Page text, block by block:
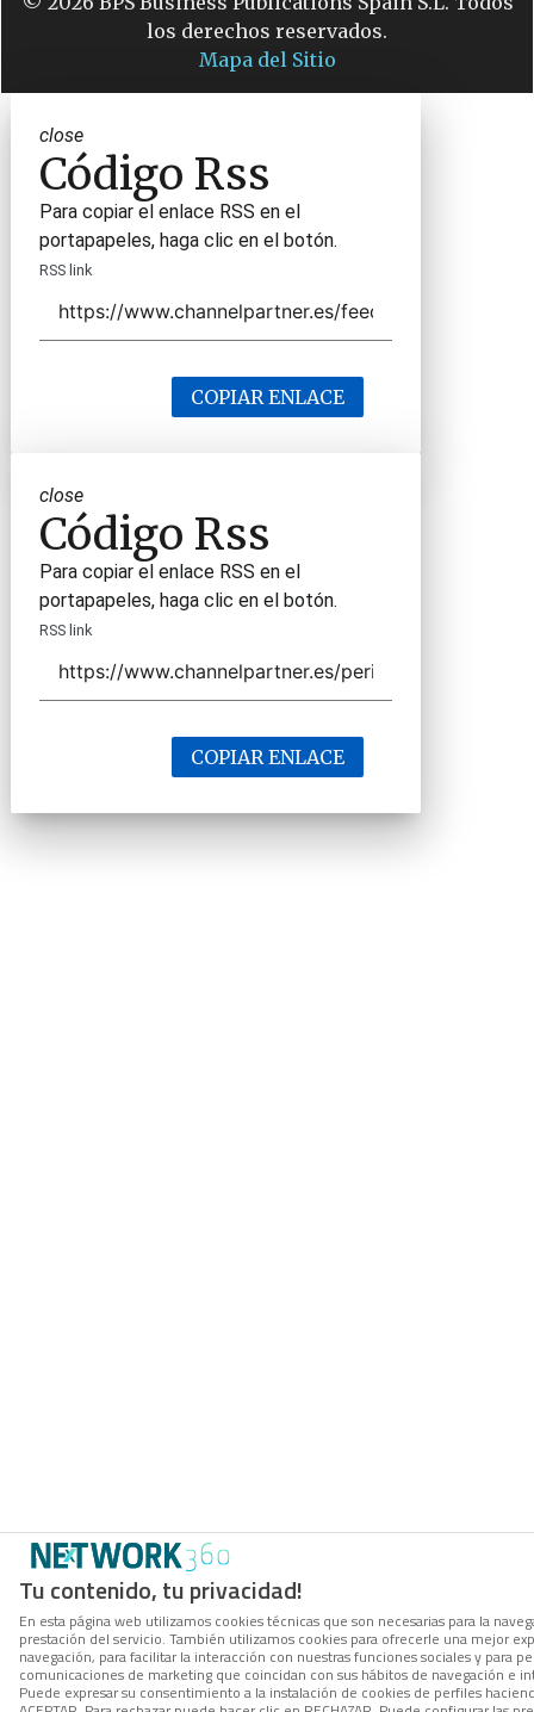
Tu contenido, tu privacidad!
En esta página web utilizamos cookies técnicas que son necesarias para la
prestación del servicio. También utilizamos cookies para ofrecerle una mejor
navegación, para facilitar la interacción con nuestras funciones sociales y para
comunicaciones de marketing que coincidan con sus hábitos de navegación e
Puede expresar su consentimiento a la instalación de cookies de perfiles
los derechos reservados.
Mapa del Sitio
close
Código Rss
Para copiar el enlace RSS en el
portapapeles, haga clic en el botón.
RSS link
COPIAR ENLACE
close
Código Rss
Para copiar el enlace RSS en el
portapapeles, haga clic en el botón.
RSS link
COPIAR ENLACE